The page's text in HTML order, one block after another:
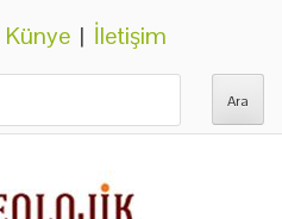
Künye | İletişim